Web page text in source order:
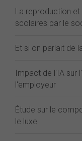
La reproduction
scolaires par le
Et si on parlait de
Impact de l'IA sur
l'employeur
Étude sur le
le luxe